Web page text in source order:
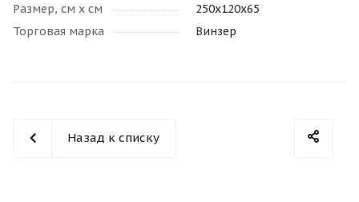
Размер, см х см
250х120х65
Торговая марка
Винзер
Назад к списку